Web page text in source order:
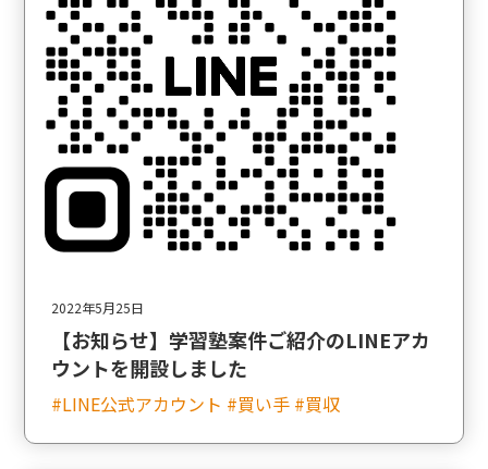
2022年5月25日
【お知らせ】学習塾案件ご紹介のLINEアカ
ウントを開設しました
#LINE公式アカウント #買い手 #買収